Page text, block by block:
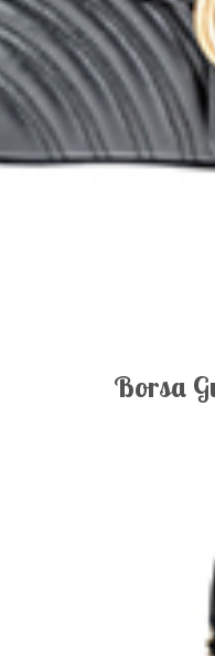
Borsa